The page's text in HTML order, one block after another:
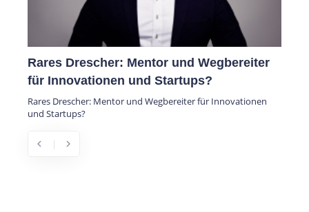
Rares Drescher: Mentor und Wegbereiter
für Innovationen und Startups?
Rares Drescher: Mentor und Wegbereiter für Innovationen
und Startups?
chevron_left chevron_right